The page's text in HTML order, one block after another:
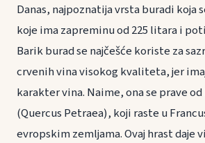
Danas, najpoznatija vrsta buradi koja
koje ima zapreminu od 225 litara i
Barik burad se najčešće koriste za
crvenih vina visokog kvaliteta, jer
karakter vina. Naime, ona se prave
(Quercus Petraea), koji raste u
evropskim zemljama. Ovaj hrast daje